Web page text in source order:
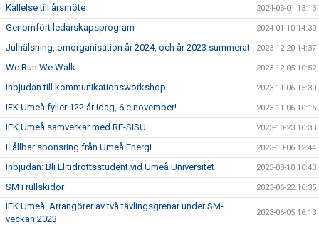
Kallelse till årsmöte 2024-03-01 13:13
Genomfört ledarskapsprogram 2024-01-10 14:30
Julhälsning, omorganisation år 2024, och år 2023 summerat 2023-12-20 14:37
We Run We Walk 2023-12-05 10:52
Inbjudan till kommunikationsworkshop 2023-11-06 15:30
IFK Umeå fyller 122 år idag, 6:e november! 2023-11-06 10:15
IFK Umeå samverkar med RF-SISU 2023-10-23 10:33
Hållbar sponsring från Umeå Energi 2023-10-06 12:44
Inbjudan: Bli Elitidrottsstudent vid Umeå Universitet 2023-08-10 10:43
SM i rullskidor 2023-06-22 16:35
IFK Umeå: Arrangörer av två tävlingsgrenar under SM-
veckan 2023
2023-06-05 16:13